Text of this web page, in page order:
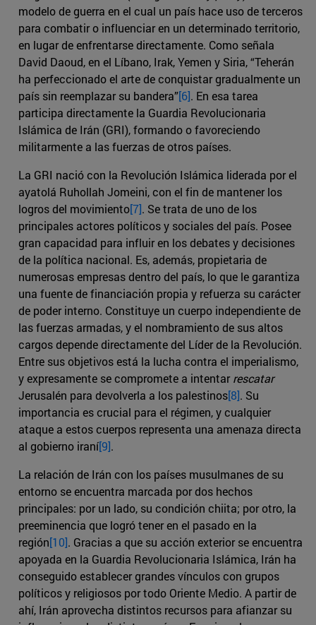
modelo de guerra en el cual un país hace uso de terceros
para combatir o influenciar en un determinado territorio,
en lugar de enfrentarse directamente. Como señala
David Daoud, en el Líbano, Irak, Yemen y Siria, “Teherán
ha perfeccionado el arte de conquistar gradualmente un
país sin reemplazar su bandera”[6]. En esa tarea
participa directamente la Guardia Revolucionaria
Islámica de Irán (GRI), formando o favoreciendo
militarmente a las fuerzas de otros países.
La GRI nació con la Revolución Islámica liderada por el
ayatolá Ruhollah Jomeini, con el fin de mantener los
logros del movimiento[7]. Se trata de uno de los
principales actores políticos y sociales del país. Posee
gran capacidad para influir en los debates y decisiones
de la política nacional. Es, además, propietaria de
numerosas empresas dentro del país, lo que le garantiza
una fuente de financiación propia y refuerza su carácter
de poder interno. Constituye un cuerpo independiente de
las fuerzas armadas, y el nombramiento de sus altos
cargos depende directamente del Líder de la Revolución.
Entre sus objetivos está la lucha contra el imperialismo,
y expresamente se compromete a intentarrescatar
Jerusalén para devolverla a los palestinos[8]. Su
importancia es crucial para el régimen, y cualquier
ataque a estos cuerpos representa una amenaza directa
al gobierno iraní[9].
La relación de Irán con los países musulmanes de su
entorno se encuentra marcada por dos hechos
principales: por un lado, su condición chiita; por otro, la
preeminencia que logró tener en el pasado en la
región[10]. Gracias a que su acción exterior se encuentra
apoyada en la Guardia Revolucionaria Islámica, Irán ha
conseguido establecer grandes vínculos con grupos
políticos y religiosos por todo Oriente Medio. A partir de
ahí, Irán aprovecha distintos recursos para afianzar su